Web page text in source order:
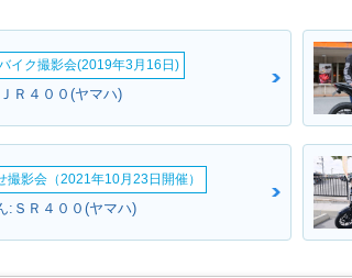
イク撮影会(2019年3月16日)
Ｒ４００(ヤマハ)
撮影会（2021年10月23日開催）
:ＳＲ４００(ヤマハ)